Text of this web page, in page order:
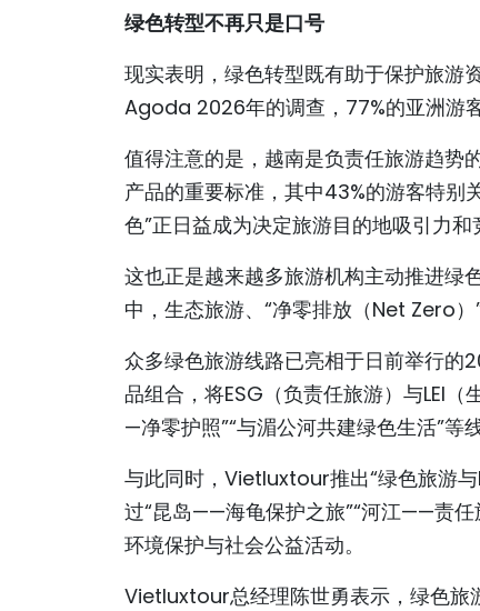
绿色转型不再只是口号
现实表明，绿色转型既有助于保护旅游
Agoda 2026年的调查，77%的亚洲游
值得注意的是，越南是负责任旅游趋势
产品的重要标准，其中43%的游客特别
色”正日益成为决定旅游目的地吸引力和
这也正是越来越多旅游机构主动推进绿
中，生态旅游、“净零排放（Net Zero
众多绿色旅游线路已亮相于日前举行的
品组合，将ESG（负责任旅游）与LEI
—净零护照”“与湄公河共建绿色生活”等
与此同时，Vietluxtour推出“绿色旅游
过“昆岛——海龟保护之旅”“河江——责任
环境保护与社会公益活动。
Vietluxtour总经理陈世勇表示，绿色旅